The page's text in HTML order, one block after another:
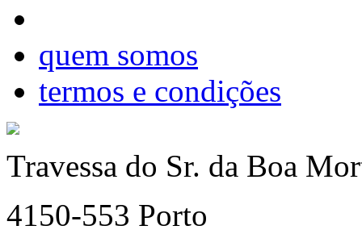
quem somos
termos e condições
Travessa do Sr. da Boa
4150-553 Porto